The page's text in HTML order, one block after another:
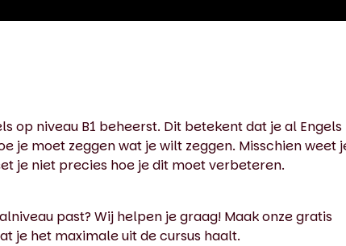
op niveau B1 beheerst. Dit betekent dat je al Engels
je moet zeggen wat je wilt zeggen. Misschien weet
je niet precies hoe je dit moet verbeteren.
past? Wij helpen je graag! Maak onze gratis
je het maximale uit de cursus haalt.